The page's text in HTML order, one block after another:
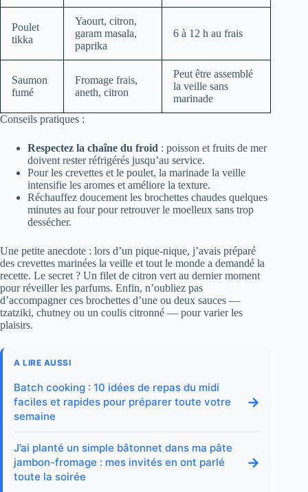
Poulet
tikka
Yaourt, citron,
garam masala,
paprika
6 à 12 h au frais
Saumon
fumé
Fromage frais,
aneth, citron
Peut être assemblé
la veille sans
marinade
Conseils pratiques :
Respectez la chaîne du froid : poisson et fruits de mer
doivent rester réfrigérés jusqu’au service.
Pour les crevettes et le poulet, la marinade la veille
intensifie les aromes et améliore la texture.
Réchauffez doucement les brochettes chaudes quelques
minutes au four pour retrouver le moelleux sans trop
dessécher.
Une petite anecdote : lors d’un pique-nique, j’avais préparé
des crevettes marinées la veille et tout le monde a demandé la
recette. Le secret ? Un filet de citron vert au dernier moment
pour réveiller les parfums. Enfin, n’oubliez pas
d’accompagner ces brochettes d’une ou deux sauces —
tzatziki, chutney ou un coulis citronné — pour varier les
plaisirs.
A LIRE AUSSI
Batch cooking : 10 idées de repas du midi
faciles et rapides pour préparer toute votre
semaine
→
J’ai planté un simple bâtonnet dans ma pâte
jambon-fromage : mes invités en ont parlé
toute la soirée
→